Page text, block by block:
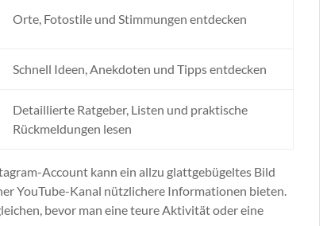
Orte, Fotostile und Stimmungen entdecken
Schnell Ideen, Anekdoten und Tipps entdecken
Detaillierte Ratgeber, Listen und praktische
Rückmeldungen lesen
Account kann ein allzu glattgebügeltes Bild
YouTube-Kanal nützlichere Informationen bieten.
bevor man eine teure Aktivität oder eine